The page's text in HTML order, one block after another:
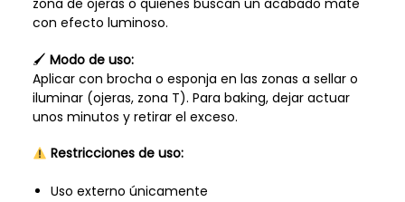
con efecto luminoso.
🖌 Modo de uso:
Aplicar con brocha o esponja en las zonas a sellar o
iluminar (ojeras, zona T). Para baking, dejar actuar
unos minutos y retirar el exceso.
Restricciones de uso:
Uso externo únicamente